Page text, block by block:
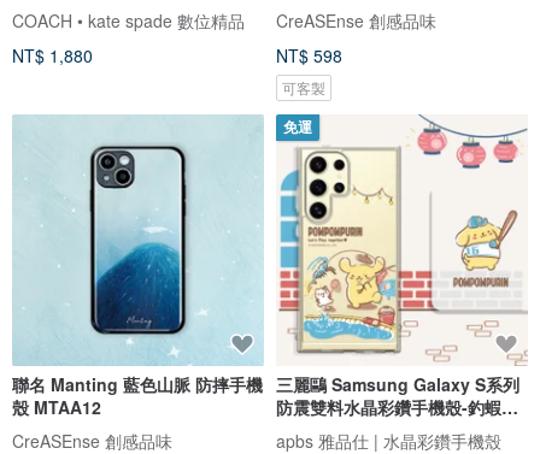
COACH • kate spade 數位精品
NT$ 1,880
CreASEnse 創感品味
NT$ 598
可客製
聯名 Manting 藍色山脈 防摔手機
殼 MTAA12
CreASEnse 創感品味
免運
三麗鷗 Samsung Galaxy S系列
防震雙料水晶彩鑽手機殼-釣蝦布
丁狗
apbs 雅品仕 | 水晶彩鑽手機殼